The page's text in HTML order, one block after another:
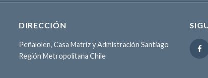
DIRECCIÓN
Peñalolen, Casa Matriz y Admistración Santiago
Región Metropolitana Chile